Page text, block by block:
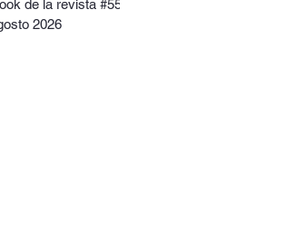
de la revista #5511-
2026